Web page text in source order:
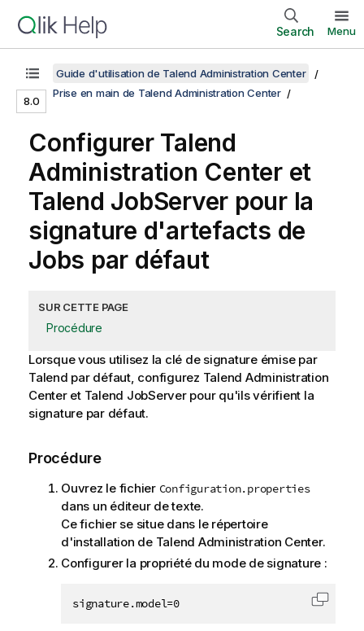
Search Menu
8.0
Guide d'utilisation de Talend Administration Center
Prise en main de Talend Administration Center
Configurer Talend
Administration Centeret
Talend JobServer pour la
signature d'artefacts de
Jobs par défaut
SUR CETTE PAGE
Procédure
Lorsque vous utilisez la clé de signature émise par
Talend par défaut, configurez Talend Administration
Centeret Talend JobServerpour qu'ils vérifient la
signature par défaut.
Procédure
Ouvrez le fichier Configuration.properties
dans un éditeur de texte.
Ce fichier se situe dans le répertoire
d'installation de Talend Administration Center.
Configurer la propriété du mode de signature :
signature.model=0 Copier